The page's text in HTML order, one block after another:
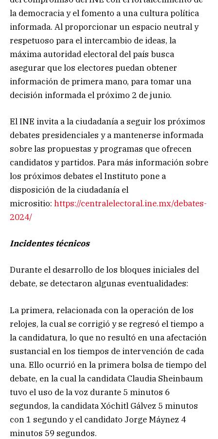
la democracia y el fomento a una cultura política
informada. Al proporcionar un espacio neutral y
respetuoso para el intercambio de ideas, la
máxima autoridad electoral del país busca
asegurar que los electores puedan obtener
información de primera mano, para tomar una
decisión informada el próximo 2 de junio.
El INE invita a la ciudadanía a seguir los próximos
debates presidenciales y a mantenerse informada
sobre las propuestas y programas que ofrecen
candidatos y partidos. Para más información sobre
los próximos debates el Instituto pone a
disposición de la ciudadanía el
micrositio: https://centralelectoral.ine.mx/debates-
2024/
Incidentes técnicos
Durante el desarrollo de los bloques iniciales del
debate, se detectaron algunas eventualidades:
La primera, relacionada con la operación de los
relojes, la cual se corrigió y se regresó el tiempo a
la candidatura, lo que no resultó en una afectación
sustancial en los tiempos de intervención de cada
una. Ello ocurrió en la primera bolsa de tiempo del
debate, en la cual la candidata Claudia Sheinbaum
tuvo el uso de la voz durante 5 minutos 6
segundos, la candidata Xóchitl Gálvez 5 minutos
con 1 segundo y el candidato Jorge Máynez 4
minutos 59 segundos.